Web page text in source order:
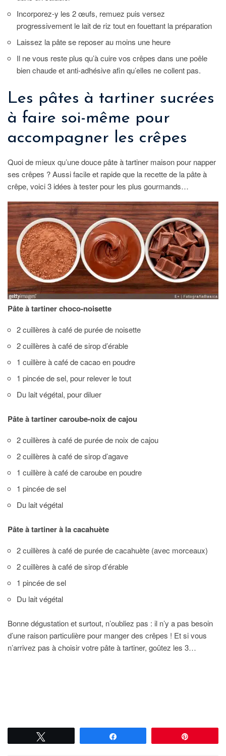
Incorporez-y les 2 œufs, remuez puis versez
progressivement le lait de riz tout en fouettant la préparation
Laissez la pâte se reposer au moins une heure
Il ne vous reste plus qu’à cuire vos crêpes dans une poêle
bien chaude et anti-adhésive afin qu’elles ne collent pas.
Les pâtes à tartiner sucrées
à faire soi-même pour
accompagner les crêpes
Quoi de mieux qu’une douce pâte à tartiner maison pour napper
ses crêpes ? Aussi facile et rapide que la recette de la pâte à
crêpe, voici 3 idées à tester pour les plus gourmands…
Pâte à tartiner choco-noisette
2 cuillères à café de purée de noisette
2 cuillères à café de sirop d’érable
1 cuillère à café de cacao en poudre
1 pincée de sel, pour relever le tout
Du lait végétal, pour diluer
Pâte à tartiner caroube-noix de cajou
2 cuillères à café de purée de noix de cajou
2 cuillères à café de sirop d’agave
1 cuillère à café de caroube en poudre
1 pincée de sel
Du lait végétal
Pâte à tartiner à la cacahuète
2 cuillères à café de purée de cacahuète (avec morceaux)
2 cuillères à café de sirop d’érable
1 pincée de sel
Du lait végétal
Bonne dégustation et surtout, n’oubliez pas : il n’y a pas besoin
d’une raison particulière pour manger des crêpes ! Et si vous
n’arrivez pas à choisir votre pâte à tartiner, goûtez les 3…